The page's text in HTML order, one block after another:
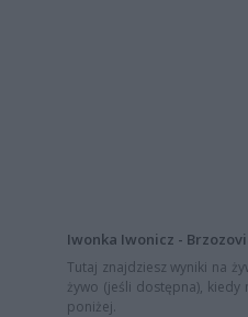
Iwonka Iwonicz -
Tutaj znajdziesz wyniki na
żywo (jeśli dostępna), kiedy
poniżej.